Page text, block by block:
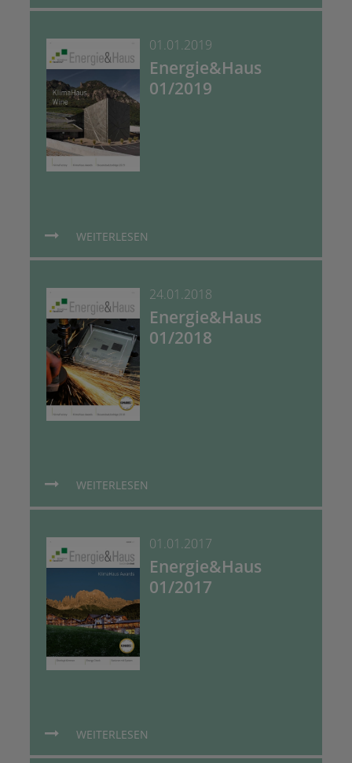
01.01.2019
Energie&Haus
01/2019
WEITERLESEN
24.01.2018
Energie&Haus
01/2018
WEITERLESEN
01.01.2017
Energie&Haus
01/2017
WEITERLESEN